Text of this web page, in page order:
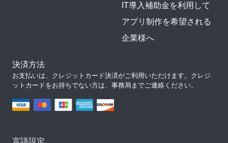
IT導入補助金を利用して
アプリ制作を希望される
企業様へ
決済方法
お支払いは、クレジットカード決済がご利用いただけます。クレジ
ットカードをお持ちでない方は、事務局までご連絡ください。
言語設定